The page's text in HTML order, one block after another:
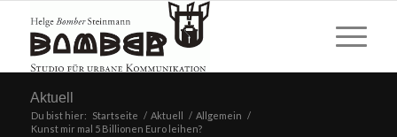
Aktuell
Du bist hier: Startseite / Aktuell / Allgemein /
Kunst mir mal 5 Billionen Euro leihen?